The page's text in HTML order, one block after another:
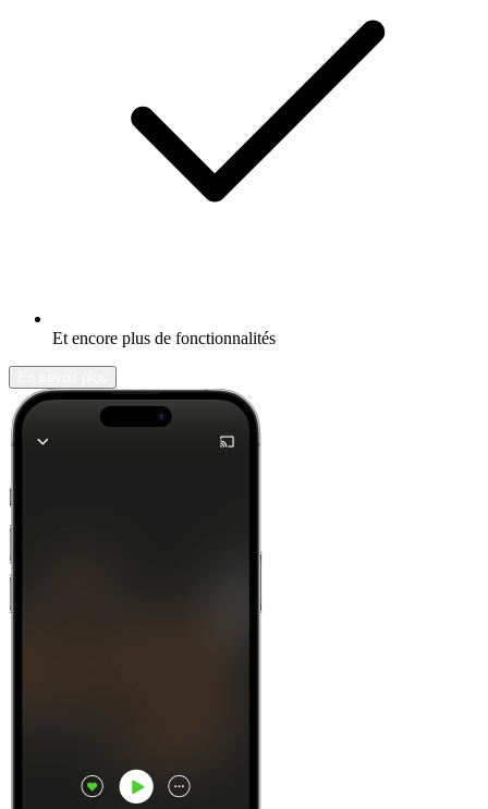
Et encore plus de fonctionnalités